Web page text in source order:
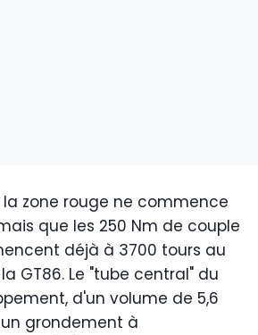
zone rouge ne commence
que les 250 Nm de couple
déjà à 3700 tours au
GT86. Le "tube central" du
d'un volume de 5,6
grondement à